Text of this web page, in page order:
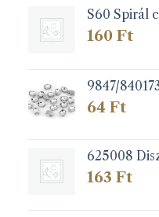
S60 Spirál
160 Ft
9847/
64 Ft
625008
163 Ft